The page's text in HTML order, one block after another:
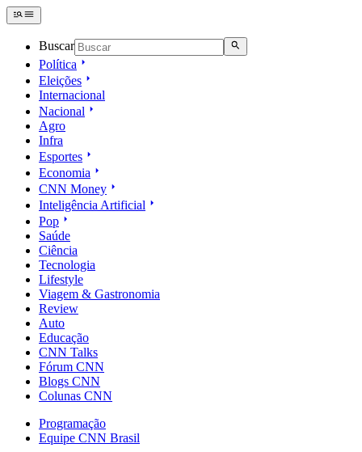
Buscar
Política
Eleições
Internacional
Nacional
Agro
Infra
Esportes
Economia
CNN Money
Inteligência Artificial
Pop
Saúde
Ciência
Tecnologia
Lifestyle
Viagem & Gastronomia
Review
Auto
Educação
CNN Talks
Fórum CNN
Blogs CNN
Colunas CNN
Programação
Equipe CNN Brasil